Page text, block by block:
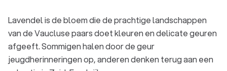
Lavendel is de bloem die de prachtige landschappen
van de Vaucluse paars doet kleuren en delicate geuren
afgeeft. Sommigen halen door de geur
jeugdherinneringen op, anderen denken terug aan een